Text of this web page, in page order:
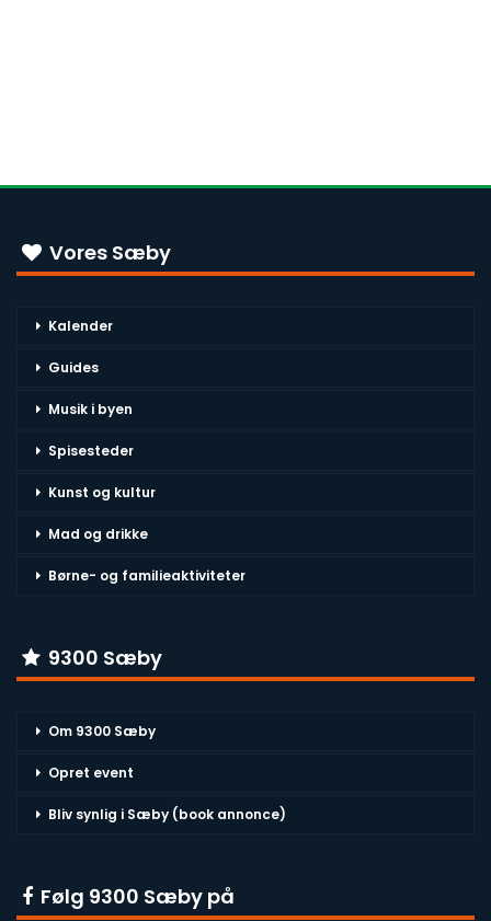
Vores Sæby
Kalender
Guides
Musik i byen
Spisesteder
Kunst og kultur
Mad og drikke
Børne- og familieaktiviteter
9300 Sæby
Om 9300 Sæby
Opret event
Bliv synlig i Sæby (book annonce)
Følg 9300 Sæby på